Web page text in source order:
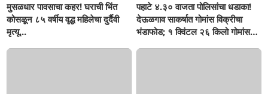
मुसळधार पावसाचा कहर! घराची भिंत
कोसळून ८५ वर्षीय वृद्ध महिलेचा दुर्दैवी
मृत्यू...
पहाटे ४.३० वाजता पोलिसांचा धडाका!
देऊळगाव साकर्षात गोमांस विक्रीचा
भंडाफोड; १ क्विंटल २६ किलो गोमांस